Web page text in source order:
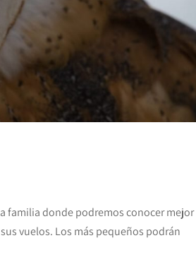
familia donde podremos conocer mejor
vuelos. Los más pequeños podrán